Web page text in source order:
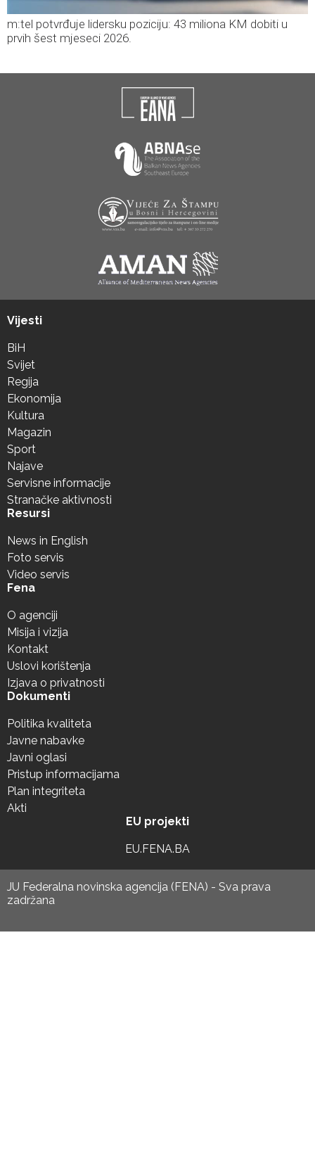
m:tel potvrđuje lidersku poziciju: 43 miliona KM dobiti u
prvih šest mjeseci 2026.
Vijesti
BiH
Svijet
Regija
Ekonomija
Kultura
Magazin
Sport
Najave
Servisne informacije
Stranačke aktivnosti
Resursi
News in English
Foto servis
Video servis
Fena
O agenciji
Misija i vizija
Kontakt
Uslovi korištenja
Izjava o privatnosti
Dokumenti
Politika kvaliteta
Javne nabavke
Javni oglasi
Pristup informacijama
Plan integriteta
Akti
EU projekti
EU.FENA.BA
JU Federalna novinska agencija (FENA) - Sva prava
zadržana